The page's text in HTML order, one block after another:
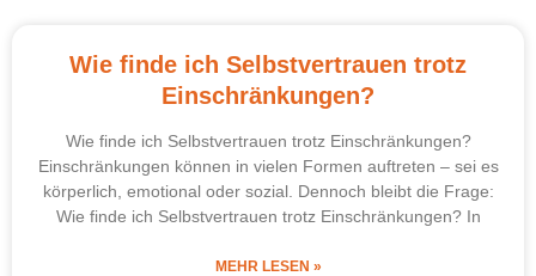
Wie finde ich Selbstvertrauen trotz
Einschränkungen?
Wie finde ich Selbstvertrauen trotz Einschränkungen?
Einschränkungen können in vielen Formen auftreten – sei es
körperlich, emotional oder sozial. Dennoch bleibt die Frage:
Wie finde ich Selbstvertrauen trotz Einschränkungen? In
MEHR LESEN »